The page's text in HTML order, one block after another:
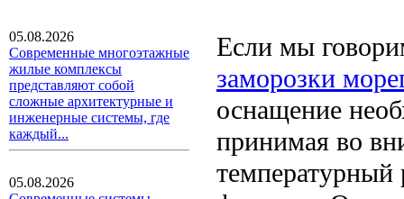
05.08.2026
Современные многоэтажные
жилые комплексы
представляют собой
сложные архитектурные и
инженерные системы, где
каждый...
05.08.2026
Если мы
заморозки
оснащение
принимая во
температурный